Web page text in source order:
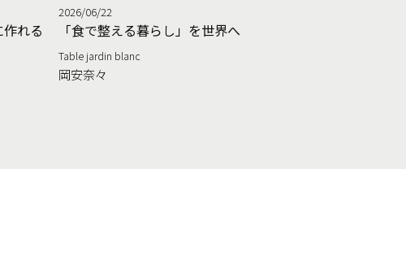
れる
2026/06/22
「食で整える暮らし」を世界へ
Table jardin blanc
岡安奈々